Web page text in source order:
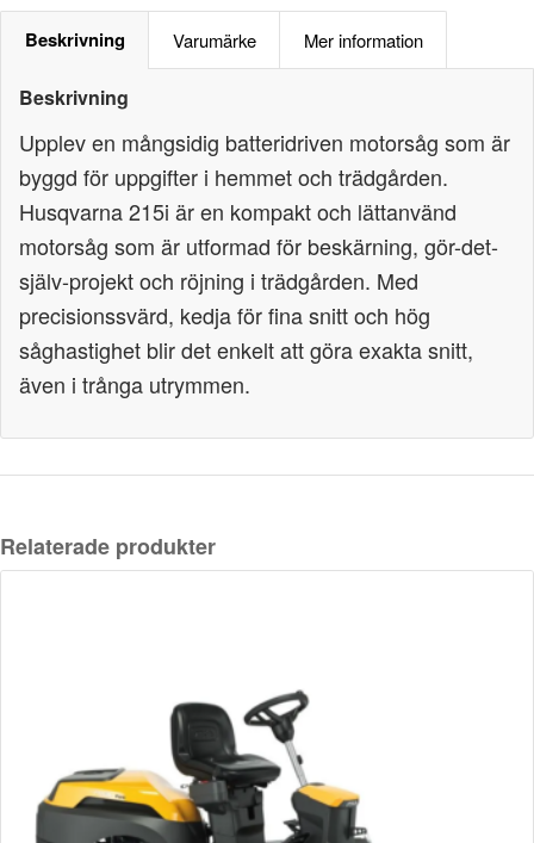
Beskrivning Varumärke Mer information
Beskrivning
Upplev en mångsidig batteridriven motorsåg som är
byggd för uppgifter i hemmet och trädgården.
Husqvarna 215i är en kompakt och lättanvänd
motorsåg som är utformad för beskärning, gör-det-
själv-projekt och röjning i trädgården. Med
precisionssvärd, kedja för fina snitt och hög
såghastighet blir det enkelt att göra exakta snitt,
även i trånga utrymmen.
Relaterade produkter